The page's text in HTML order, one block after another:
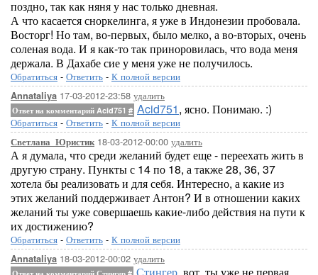
поздно, так как няня у нас только дневная.
А что касается сноркелинга, я уже в Индонезии пробовала.
Восторг! Но там, во-первых, было мелко, а во-вторых, очень
соленая вода. И я как-то так приноровилась, что вода меня
держала. В Дахабе сие у меня уже не получилось.
Обратиться - Ответить - К полной версии
Annataliya 17-03-2012-23:58 удалить
Ответ на комментарий Acid751 # Acid751, ясно. Понимаю. :)
Обратиться - Ответить - К полной версии
Светлана_Юристик18-03-2012-00:00 удалить
А я думала, что среди желаний будет еще - переехать жить в
другую страну. Пункты с 14 по 18, а также 28, 36, 37
хотела бы реализовать и для себя. Интересно, а какие из
этих желаний поддерживает Антон? И в отношении каких
желаний ты уже совершаешь какие-либо действия на пути к
их достижению?
Обратиться - Ответить - К полной версии
Annataliya 18-03-2012-00:02 удалить